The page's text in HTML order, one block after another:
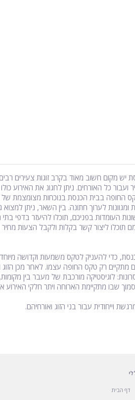
מקום חשוב מאוד בקרב זוגות צעירים
כל האורחים. ניתן לחגוג את האירוע
החופה בבית הכנסת בנוכחות מצומצמת
לערוך חתונה. בין השאר, ניתן
העומדות בפניכם, תוכלו להיעזר
תוכלו ליצור קשר בקלות ולקבל הצעות
כדי להעניק לטקס משמעות וקדושה
מתקיים רק טקס החופה עצמו. לאחר מכן
לוגיסטיקה מורכבת של מעבר בין
שבו מתקיימת הארוחה ויתר חלקי האירוע
וייחודית עבור בני הזוג ואורחיהם.
דף הבית